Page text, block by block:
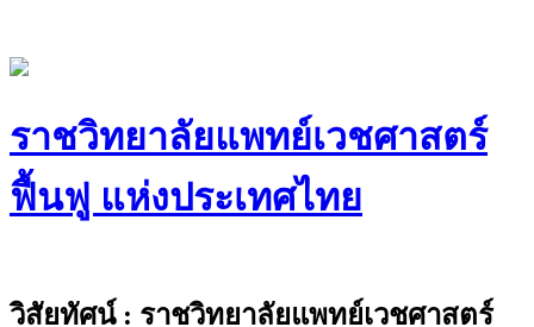
content
ราชวิทยาลัยแพทย์เวชศาสตร์
ฟื้นฟู แห่งประเทศไทย
วิสัยทัศน์ : ราชวิทยาลัยแพทย์เวชศาสตร์